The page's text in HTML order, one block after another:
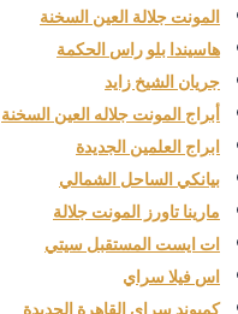
المونت جلالة العين السخنة
هاسيندا بلو راس الحكمة
جريان الشيخ زايد
أبراج المونت جلاله العين السخنة
ابراج العلمين الجديدة
بيانكي الساحل الشمالي
مارينا تاورز المونت جلالة
ات ايست المستقبل سيتي
اس فيلا سراي